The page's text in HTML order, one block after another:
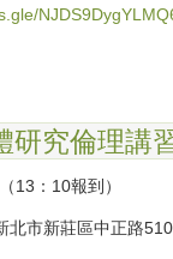
研究倫理講
13：10報到）
北市新莊區中正路